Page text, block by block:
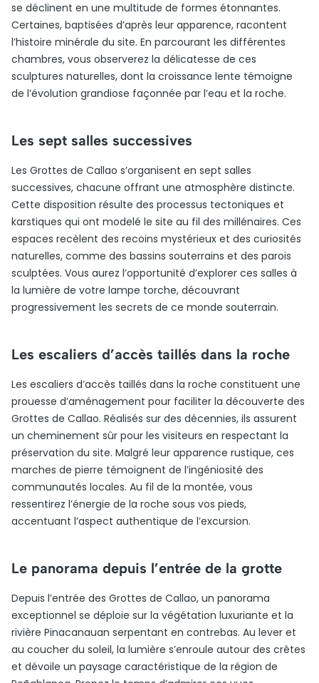
se déclinent en une multitude de formes étonnantes.
Certaines, baptisées d’après leur apparence, racontent
l’histoire minérale du site. En parcourant les différentes
chambres, vous observerez la délicatesse de ces
sculptures naturelles, dont la croissance lente témoigne
de l’évolution grandiose façonnée par l’eau et la roche.
Les sept salles successives
Les Grottes de Callao s’organisent en sept salles
successives, chacune offrant une atmosphère distincte.
Cette disposition résulte des processus tectoniques et
karstiques qui ont modelé le site au fil des millénaires. Ces
espaces recèlent des recoins mystérieux et des curiosités
naturelles, comme des bassins souterrains et des parois
sculptées. Vous aurez l’opportunité d’explorer ces salles à
la lumière de votre lampe torche, découvrant
progressivement les secrets de ce monde souterrain.
Les escaliers d’accès taillés dans la roche
Les escaliers d’accès taillés dans la roche constituent une
prouesse d’aménagement pour faciliter la découverte des
Grottes de Callao. Réalisés sur des décennies, ils assurent
un cheminement sûr pour les visiteurs en respectant la
préservation du site. Malgré leur apparence rustique, ces
marches de pierre témoignent de l’ingéniosité des
communautés locales. Au fil de la montée, vous
ressentirez l’énergie de la roche sous vos pieds,
accentuant l’aspect authentique de l’excursion.
Le panorama depuis l’entrée de la grotte
Depuis l’entrée des Grottes de Callao, un panorama
exceptionnel se déploie sur la végétation luxuriante et la
rivière Pinacanauan serpentant en contrebas. Au lever et
au coucher du soleil, la lumière s’enroule autour des crêtes
et dévoile un paysage caractéristique de la région de